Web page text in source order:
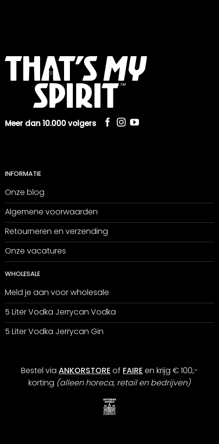
Meer dan 10.000 volgers
INFORMATIE
Onze blog
Algemene voorwaarden
Retourneren en verzending
Onze vacatures
WHOLESALE
Meld je aan voor wholesale
5 Liter Vodka Jerrycan Vodka
5 Liter Vodka Jerrycan Gin
Bestel via ANKORSTORE of FAIRE en krijg € 100,-
korting (alleen horeca, retail en bedrijven)